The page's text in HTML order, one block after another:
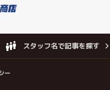
スタッフ名で記事を探す
ー